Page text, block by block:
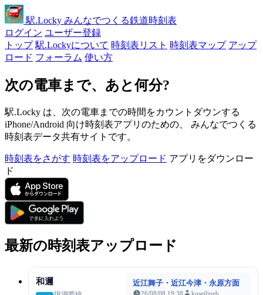
駅.Locky みんなでつくる鉄道時刻表
ログイン ユーザー登録
トップ 駅.Lockyについて 時刻表リスト 時刻表マップ アップ
ロード フォーラム 使い方
次の電車まで、あと何分?
駅.Locky は、次の電車までの時間をカウントダウンする
iPhone/Android 向け時刻表アプリのための、 みんなでつくる
時刻表データ共有サイトです。
時刻表をさがす 時刻表をアップロード アプリをダウンロー
ド
最新の時刻表アップロード
和邇 近江舞子・近江今津・永原方面
26/08/08 19:38 koseilineb